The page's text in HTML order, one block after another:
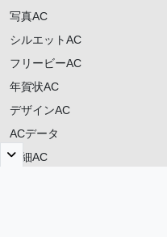
写真AC
シルエットAC
フリービーAC
年賀状AC
デザインAC
ACデータ
明細AC